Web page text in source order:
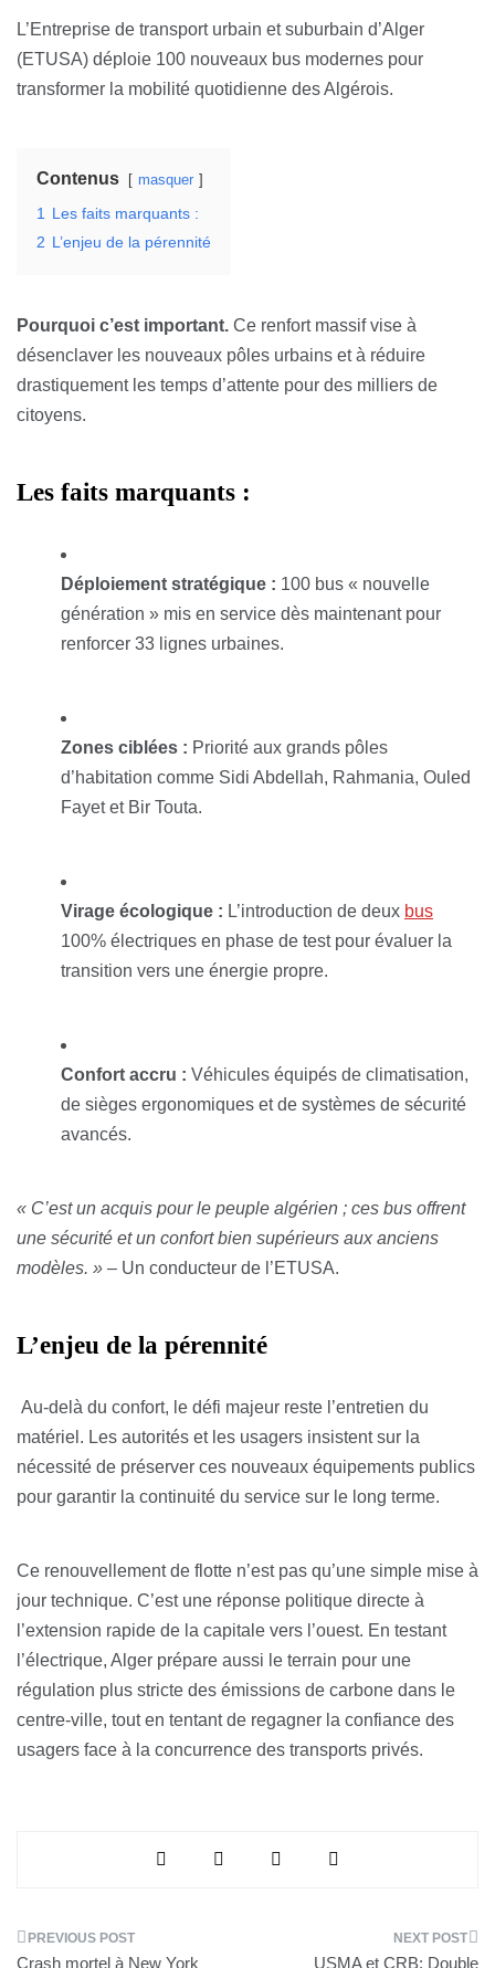
L’Entreprise de transport urbain et suburbain d’Alger
(ETUSA) déploie 100 nouveaux bus modernes pour
transformer la mobilité quotidienne des Algérois.
Contenus masquer
1
Les faits marquants :
2 L’enjeu de la pérennité
Pourquoi c’est important. Ce renfort massif vise à
désenclaver les nouveaux pôles urbains et à réduire
drastiquement les temps d’attente pour des milliers de
citoyens.
Les faits marquants :
Déploiement stratégique : 100 bus « nouvelle
génération » mis en service dès maintenant pour
renforcer 33 lignes urbaines.
Zones ciblées : Priorité aux grands pôles
d’habitation comme Sidi Abdellah, Rahmania, Ouled
Fayet et Bir Touta.
Virage écologique : L’introduction de deux bus
100% électriques en phase de test pour évaluer la
transition vers une énergie propre.
Confort accru : Véhicules équipés de climatisation,
de sièges ergonomiques et de systèmes de sécurité
avancés.
« C’est un acquis pour le peuple algérien ; ces bus offrent
une sécurité et un confort bien supérieurs aux anciens
modèles. » – Un conducteur de l’ETUSA.
L’enjeu de la pérennité
Au-delà du confort, le défi majeur reste l’entretien du
matériel. Les autorités et les usagers insistent sur la
nécessité de préserver ces nouveaux équipements publics
pour garantir la continuité du service sur le long terme.
Ce renouvellement de flotte n’est pas qu’une simple mise à
jour technique. C’est une réponse politique directe à
l’extension rapide de la capitale vers l’ouest. En testant
l’électrique, Alger prépare aussi le terrain pour une
régulation plus stricte des émissions de carbone dans le
centre-ville, tout en tentant de regagner la confiance des
usagers face à la concurrence des transports privés.
Navigation
Crash mortel à New York USMA et CRB: Double